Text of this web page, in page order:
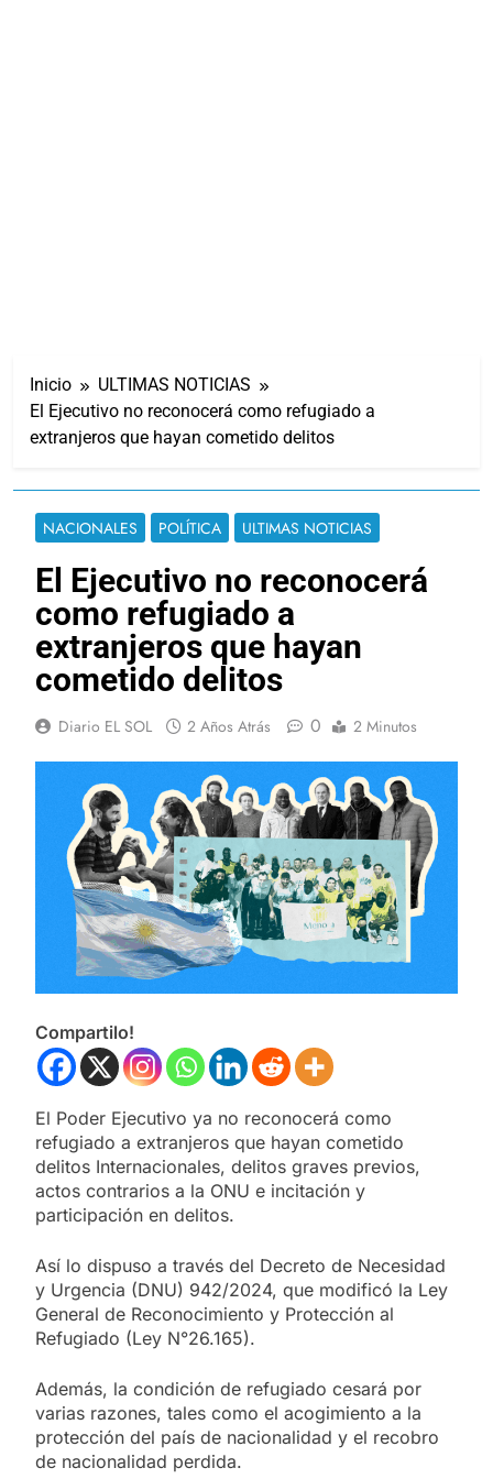
Inicio
ULTIMAS NOTICIAS
El Ejecutivo no reconocerá como refugiado a
extranjeros que hayan cometido delitos
NACIONALES POLÍTICA ULTIMAS NOTICIAS
El Ejecutivo no reconocerá
como refugiado a
extranjeros que hayan
cometido delitos
Diario EL SOL 2 Años Atrás 0 2 Minutos
Compartilo!
El Poder Ejecutivo ya no reconocerá como
refugiado a extranjeros que hayan cometido
delitos Internacionales, delitos graves previos,
actos contrarios a la ONU e incitación y
participación en delitos.
Así lo dispuso a través del Decreto de Necesidad
y Urgencia (DNU) 942/2024, que modificó la Ley
General de Reconocimiento y Protección al
Refugiado (Ley N°26.165).
Además, la condición de refugiado cesará por
varias razones, tales como el acogimiento a la
protección del país de nacionalidad y el recobro
de nacionalidad perdida.